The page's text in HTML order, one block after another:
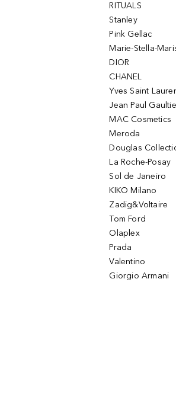
RITUALS
Stanley
Pink Gellac
Marie-Stella-
DIOR
CHANEL
Yves Saint
Jean Paul
MAC Cosmetics
Meroda
Douglas
La Roche-Posay
Sol de Janeiro
KIKO Milano
Zadig&Voltaire
Tom Ford
Olaplex
Prada
Valentino
Giorgio Armani